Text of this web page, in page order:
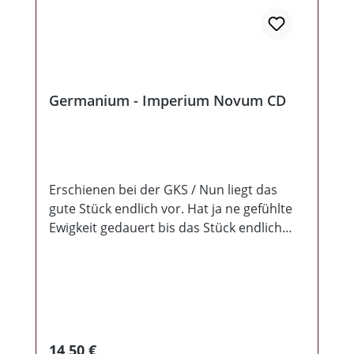
Germanium - Imperium Novum CD
Erschienen bei der GKS / Nun liegt das
gute Stück endlich vor. Hat ja ne gefühlte
Ewigkeit gedauert bis das Stück endlich
von der brutalen Stimme des
Regulärer Preis: